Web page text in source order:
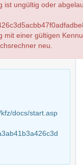
ist ungültig oder
mit einer gültigen
neu.
docs/start.asp